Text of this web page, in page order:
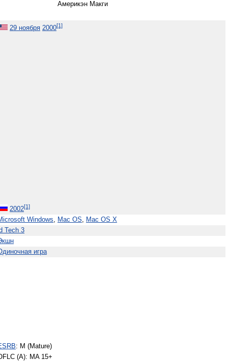
Америкэн Макги
29 ноября 2000[1]
2002[1]
Windows, Mac OS, Mac OS X
Tech 3
игра
: M (Mature)
(A): MA 15+